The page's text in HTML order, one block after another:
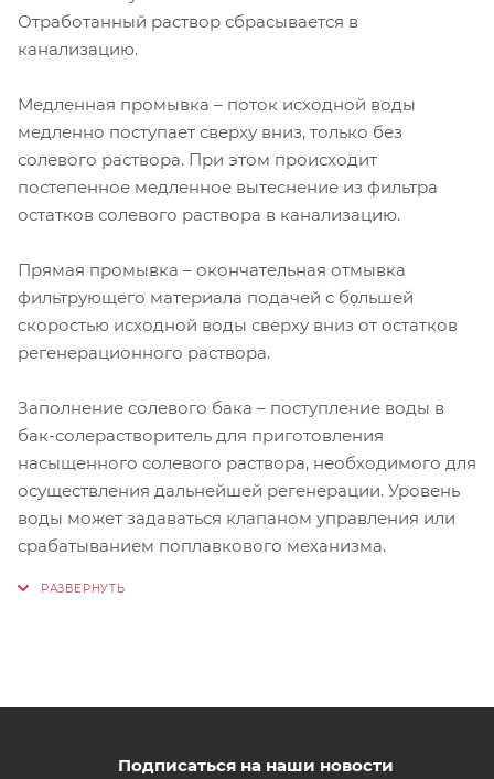
Отработанный раствор сбрасывается в
канализацию.
Медленная промывка – поток исходной воды
медленно поступает сверху вниз, только без
солевого раствора. При этом происходит
постепенное медленное вытеснение из фильтра
остатков солевого раствора в канализацию.
Прямая промывка – окончательная отмывка
фильтрующего материала подачей с бọльшей
скоростью исходной воды сверху вниз от остатков
регенерационного раствора.
Заполнение солевого бака – поступление воды в
бак-солерастворитель для приготовления
насыщенного солевого раствора, необходимого для
осуществления дальнейшей регенерации. Уровень
воды может задаваться клапаном управления или
срабатыванием поплавкового механизма.
Подписаться на наши новости